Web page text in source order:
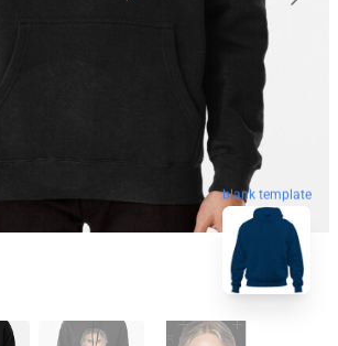
blank template